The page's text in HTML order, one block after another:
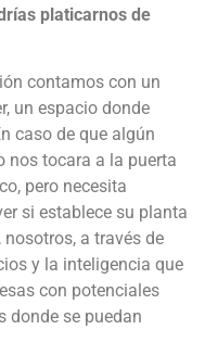
platicarnos de
contamos con un
un espacio donde
caso de que algún
nos tocara a la puerta
pero necesita
si establece su planta
a través de
y la inteligencia que
con potenciales
donde se puedan